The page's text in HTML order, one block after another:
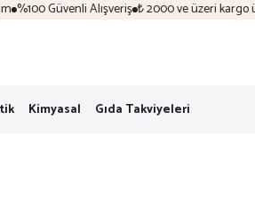
%100 Güvenli Alışveriş ₺ 2000 ve üzeri kargo
Kimyasal Gıda Takviyeleri